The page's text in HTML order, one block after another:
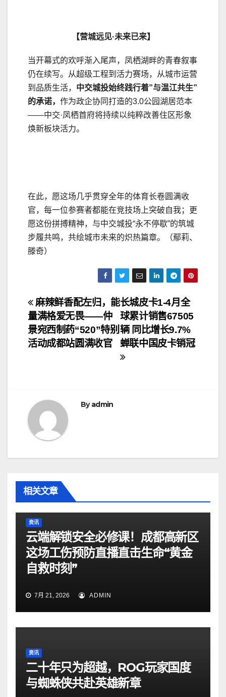
【营城远见·未来已来】
当开幕式的欢呼渐入尾声，凤栖湖畔的青春叙事
仍在续写。从超级工程到活力赛场，从城市运营
到品质生活， 中交城投始终践行着”与温江共生”
的承诺， 作为政企协同打造的3.0公园湖居范本
——中交·凤栖首府将持续以纯粹改善住区形象
焕新板块活力。
在此，愿这场几乎贯穿全年的体育长卷圆满收
官，每一位参赛者都能在竞技场上突破自我；更
愿这份拼搏精神，与中交城投“永不停歇”的筑城
步履共鸣，共绘城市未来的炽热篇章。（鄢莉、
滕奇）
文
章
导
长城皮卡1-4月全
球累计销售67505
辆 同比增长9.7%
蝉联中国皮卡销冠
麻辣鲜香配左归，能
量满格爱无畏——仲
景宛西制药“520”特别
活动成都站圆满收官
Byadmin
相关文章
资讯
云端解锁安全必修课！成都高新区
这场工伤预防直播直击生命“黄金
自救时刻”
7月 21, 2026 ADMIN
资讯
二十年只为超越，ROG玩家国度
与蜘蛛侠共赴英雄新章